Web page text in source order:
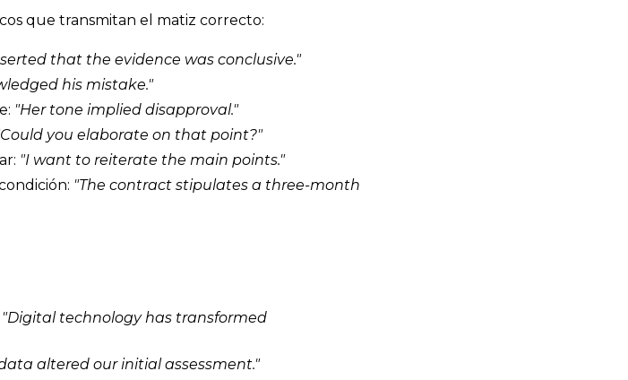
que transmitan el matiz correcto:
that the evidence was conclusive."
his mistake."
"Her tone implied disapproval."
you elaborate on that point?"
"I want to reiterate the main points."
"The contract stipulates a three-month
"Digital technology has transformed
altered our initial assessment."